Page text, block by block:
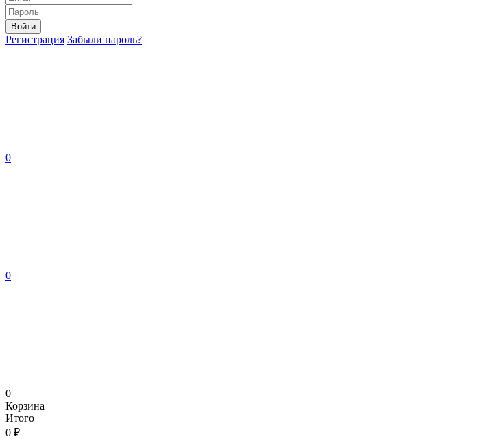
Войти
Регистрация Забыли пароль?
0
0
0
Корзина
Итого
0 ₽